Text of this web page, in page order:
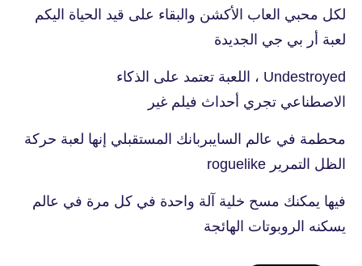
لكل محبي العاب الأكشن والبقاء على قيد الحياة اليكم
لعبة أر بي جي الجديدة
Undestroyed ، اللعبة تعتمد على الذكاء
الاصطناعي تجري أحداث فيلم غير
محطمة في عالم السايبربانك المستقبلي إنها لعبة حركة
الظل التمرير roguelike
فيها يمكنك مسح خلية آلة واحدة في كل مرة في عالم
يسكنه الروبوتات الهائجة